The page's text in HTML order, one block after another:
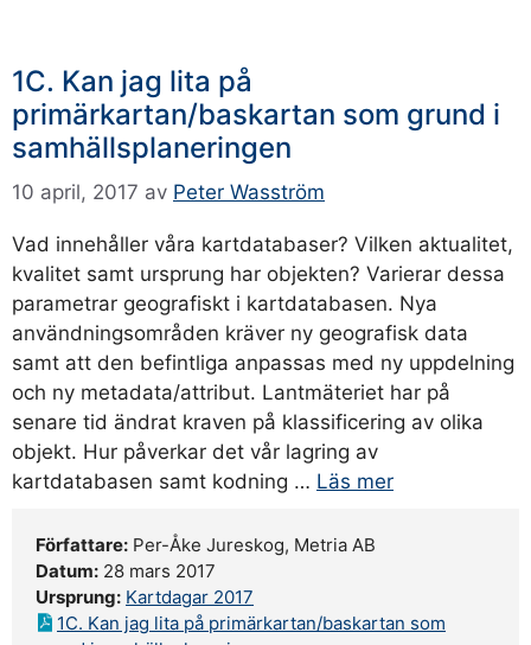
1C. Kan jag lita på
primärkartan/baskartan som grund i
samhällsplaneringen
10 april, 2017 av Peter Wasström
Vad innehåller våra kartdatabaser? Vilken aktualitet,
kvalitet samt ursprung har objekten? Varierar dessa
parametrar geografiskt i kartdatabasen. Nya
användningsområden kräver ny geografisk data
samt att den befintliga anpassas med ny uppdelning
och ny metadata/attribut. Lantmäteriet har på
senare tid ändrat kraven på klassificering av olika
objekt. Hur påverkar det vår lagring av
kartdatabasen samt kodning … Läs mer
Författare: Per-Åke Jureskog, Metria AB
Datum: 28 mars 2017
Ursprung: Kartdagar 2017
1C. Kan jag lita på primärkartan/baskartan som